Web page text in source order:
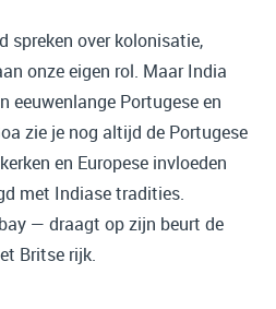
spreken over kolonisatie,
onze eigen rol. Maar India
eeuwenlange Portugese en
zie je nog altijd de Portugese
en Europese invloeden
met Indiase tradities.
— draagt op zijn beurt de
Britse rijk.